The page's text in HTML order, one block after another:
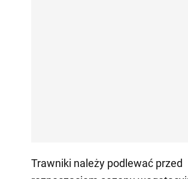
Trawniki należy podlewać przed